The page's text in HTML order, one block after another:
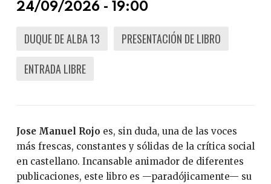
24/09/2026 - 19:00
DUQUE DE ALBA 13
PRESENTACIÓN DE LIBRO
ENTRADA LIBRE
Jose Manuel Rojo es, sin duda, una de las voces
más frescas, constantes y sólidas de la crítica social
en castellano. Incansable animador de diferentes
publicaciones, este libro es —paradójicamente— su